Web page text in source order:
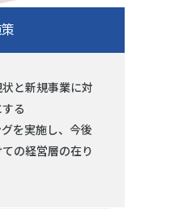
と新規事業に対
る
を実施し、今後
の経営層の在り